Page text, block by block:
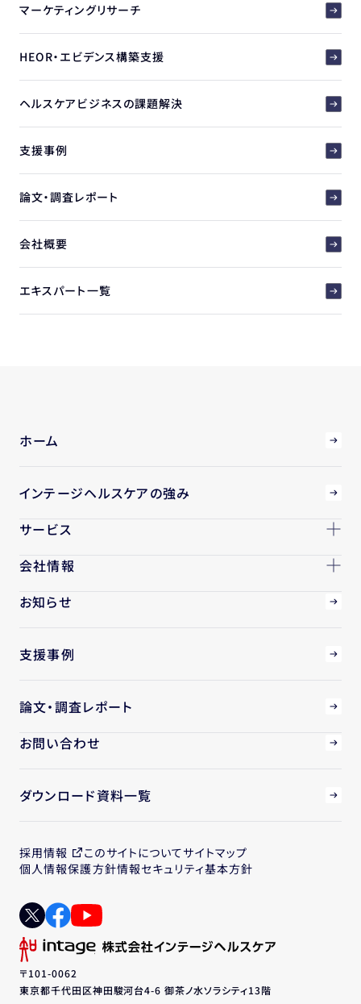
マーケティングリサーチ
HEOR・エビデンス構築支援
ヘルスケアビジネスの課題解決
支援事例
論文・調査レポート
会社概要
エキスパート一覧
ホーム
インテージヘルスケアの強み
サービス
会社情報
お知らせ
支援事例
論文・調査レポート
お問い合わせ
ダウンロード資料一覧
採用情報 このサイトについてサイトマップ
個人情報保護方針情報セキュリティ基本方針
〒101-0062
東京都千代田区神田駿河台4-6 御茶ノ水ソラシティ13階